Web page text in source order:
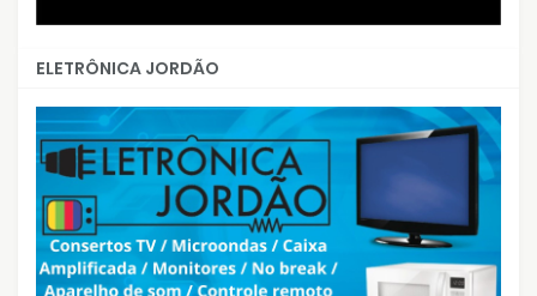
ELETRÔNICA JORDÃO